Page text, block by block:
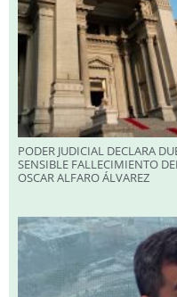
PODER JUDICIAL DECLARA
SENSIBLE FALLECIMIENTO
OSCAR ALFARO ÁLVAREZ